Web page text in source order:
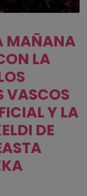
MAÑANA
LA
VASCOS
Y LA
DE